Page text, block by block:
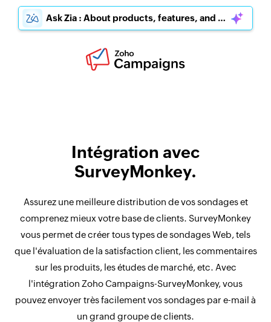
Ask Zia : About products, features, and pricing
Intégration avec
SurveyMonkey.
Assurez une meilleure distribution de vos sondages et
comprenez mieux votre base de clients. SurveyMonkey
vous permet de créer tous types de sondages Web, tels
que l'évaluation de la satisfaction client, les commentaires
sur les produits, les études de marché, etc. Avec
l'intégration Zoho Campaigns-SurveyMonkey, vous
pouvez envoyer très facilement vos sondages par e-mail à
un grand groupe de clients.